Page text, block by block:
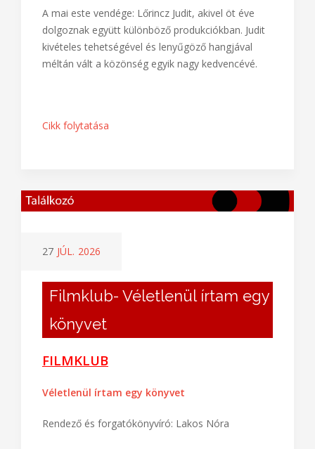
A mai este vendége: Lőrincz Judit, akivel öt éve
dolgoznak együtt különböző produkciókban. Judit
kivételes tehetségével és lenyűgöző hangjával
méltán vált a közönség egyik nagy kedvencévé.
Cikk folytatása
27 JÚL. 2026
Filmklub- Véletlenül írtam egy
könyvet
FILMKLUB
Véletlenül írtam egy könyvet
Rendező és forgatókönyvíró: Lakos Nóra